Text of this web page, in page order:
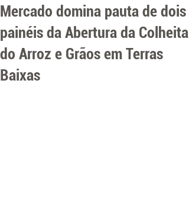
Mercado domina pauta de dois
painéis da Abertura da Colheita
do Arroz e Grãos em Terras
Baixas